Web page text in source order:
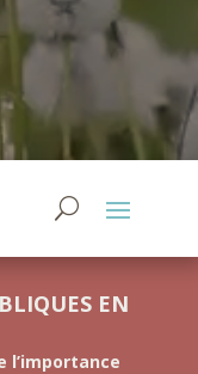
EN
l’importance